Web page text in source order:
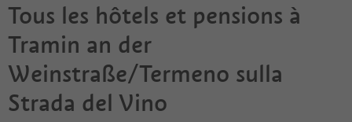
Tous les hôtels et pensions à
Tramin an der
Weinstraße/Termeno sulla
Strada del Vino